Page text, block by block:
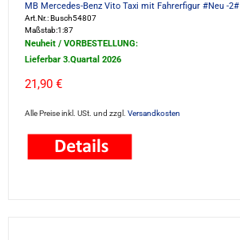
MB Mercedes-Benz Vito Taxi mit Fahrerfigur #Neu -2#
Art.Nr.: Busch54807
Maßstab:1:87
Neuheit / VORBESTELLUNG:
Lieferbar 3.Quartal 2026
21,90 €
Alle Preise inkl. USt. und zzgl. Versandkosten